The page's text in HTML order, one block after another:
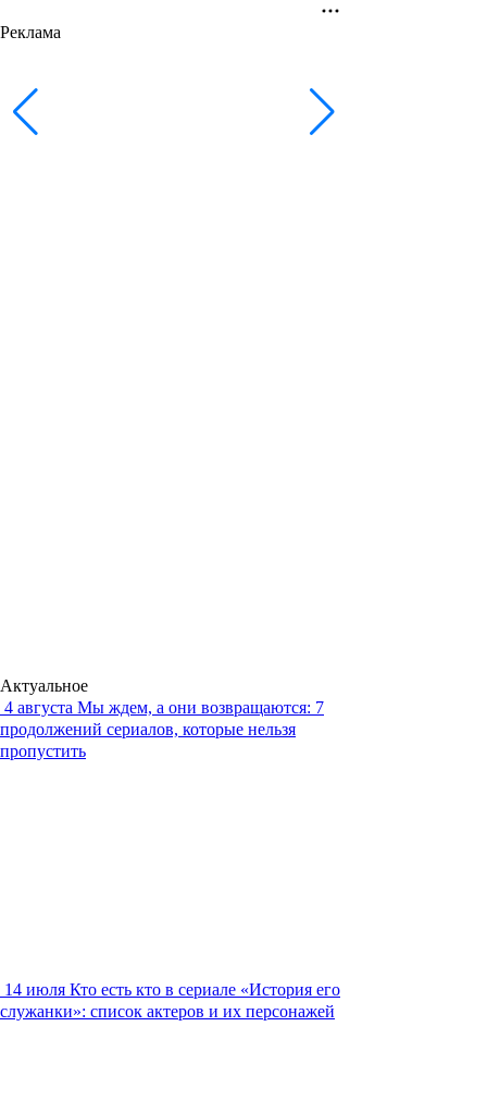
Реклама
Актуальное
4 августа Мы ждем, а они возвращаются: 7
продолжений сериалов, которые нельзя
пропустить
14 июля Кто есть кто в сериале «История его
служанки»: список актеров и их персонажей